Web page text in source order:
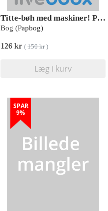
Titte-bøh med maskiner! Papbog med 5 skønne lyde
Bog (Papbog)
126 kr ( 150 kr)
Læg i kurv
SPAR
9%